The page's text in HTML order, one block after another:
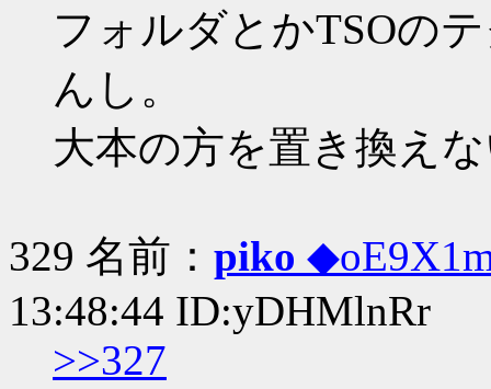
フォルダとかTSOの
んし。
大本の方を置き換え
329 名前： piko
13:48:44 ID:yDHMlnRr
>>327